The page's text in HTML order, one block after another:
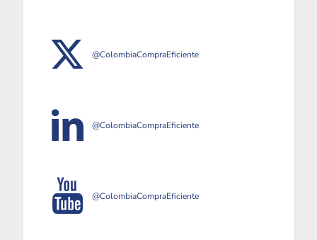
@ColombiaCompraEficiente
@ColombiaCompraEficiente
@ColombiaCompraEficiente